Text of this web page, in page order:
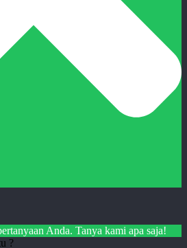
Anda. Tanya kami apa saja!
?